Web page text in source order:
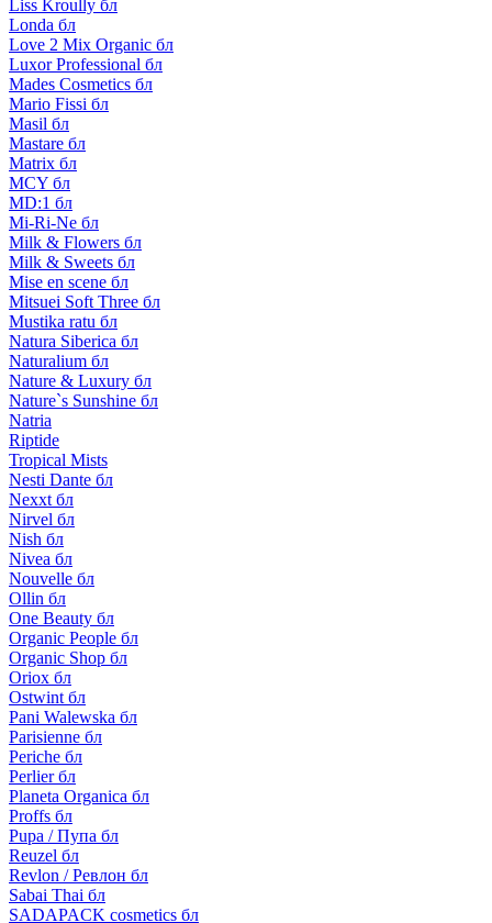
Liss Kroully бл
Londa бл
Love 2 Mix Organic бл
Luxor Professional бл
Mades Cosmetics бл
Mario Fissi бл
Masil бл
Mastare бл
Matrix бл
MCY бл
MD:1 бл
Mi-Ri-Ne бл
Milk & Flowers бл
Milk & Sweets бл
Mise en scene бл
Mitsuei Soft Three бл
Mustika ratu бл
Natura Siberica бл
Naturalium бл
Nature & Luxury бл
Nature`s Sunshine бл
Natria
Riptide
Tropical Mists
Nesti Dante бл
Nexxt бл
Nirvel бл
Nish бл
Nivea бл
Nouvelle бл
Ollin бл
One Beauty бл
Organic People бл
Organic Shop бл
Oriox бл
Ostwint бл
Pani Walewska бл
Parisienne бл
Periche бл
Perlier бл
Planeta Organica бл
Proffs бл
Pupa / Пупа бл
Reuzel бл
Revlon / Ревлон бл
Sabai Thai бл
SADAPACK cosmetics бл